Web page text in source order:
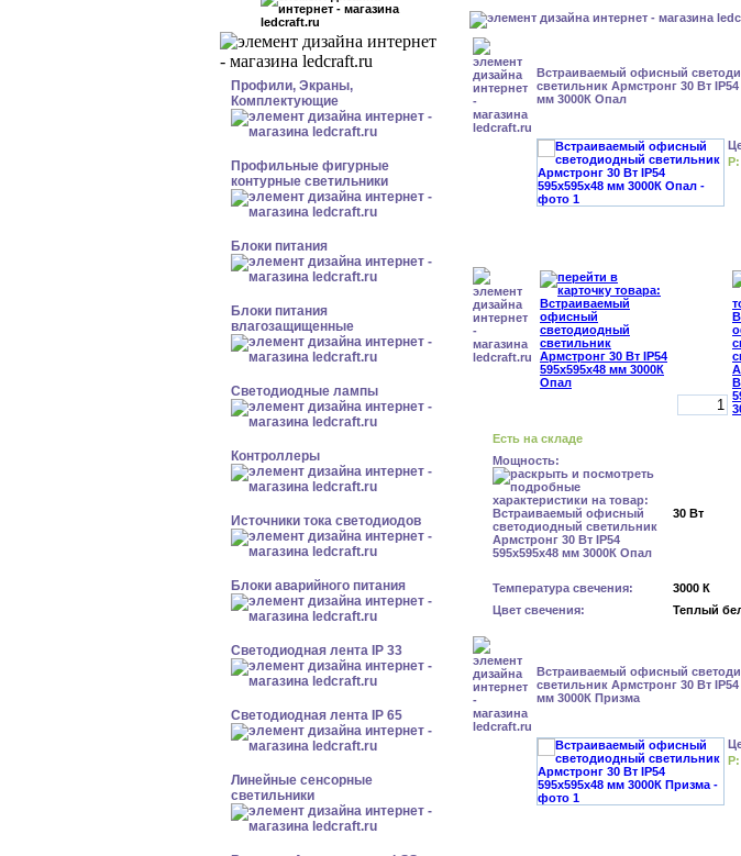
Профили, Экраны,
Комплектующие
Профильные фигурные
контурные светильники
Блоки питания
Блоки питания
влагозащищенные
Светодиодные лампы
Контроллеры
Источники тока светодиодов
Блоки аварийного питания
Светодиодная лента IP 33
Светодиодная лента IP 65
Линейные сенсорные
светильники
Встраиваемый офисный
светильник Армстронг 30 Вт IP54
мм 3000К Опал
Р:
Есть на складе
Мощность:
30 Вт
Температура свечения:
3000 К
Цвет свечения:
Теплый
Встраиваемый офисный
светильник Армстронг 30 Вт IP54
мм 3000К Призма
Р: